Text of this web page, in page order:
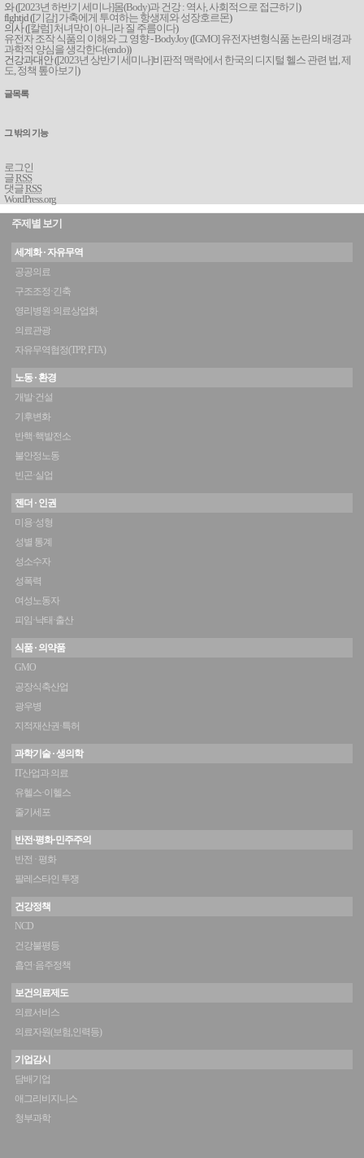
와 ([2023년 하반기 세미나]몸(Body)과 건강 : 역사, 사회적으로 접근하기 )
flghtjd ([기감] 가축에게 투여하는 항생제와 성장호르몬)
의사 ([칼럼] 처녀막이 아니라 질 주름이다)
유전자 조작 식품의 이해와 그 영향 - BodyJoy([GMO] 유전자변형식품 논란의 배경과
과학적 양심을 생각한다(endo))
건강과대안 ([2023년 상반기 세미나]비판적 맥락에서 한국의 디지털 헬스 관련 법, 제
도, 정책 톺아보기 )
글목록
그 밖의 기능
로그인
글RSS
댓글RSS
WordPress.org
주제별 보기
세계화 · 자유무역
공공의료
구조조정·긴축
영리병원·의료상업화
의료관광
자유무역협정(TPP, FTA)
노동 · 환경
개발·건설
기후변화
반핵·핵발전소
불안정노동
빈곤·실업
젠더 · 인권
미용·성형
성별 통계
성소수자
성폭력
여성노동자
피임·낙태·출산
식품 · 의약품
GMO
공장식축산업
광우병
지적재산권·특허
과학기술 · 생의학
IT산업과 의료
유헬스·이헬스
줄기세포
반전·평화·민주주의
반전 · 평화
팔레스타인 투쟁
건강정책
NCD
건강불평등
흡연·음주정책
보건의료제도
의료서비스
의료자원(보험,인력등)
기업감시
담배기업
애그리비지니스
청부과학